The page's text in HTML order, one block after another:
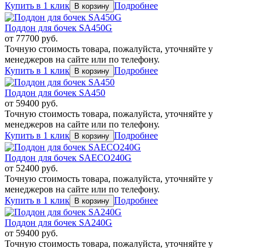
Купить в 1 клик
Подробнее
Поддон для бочек SA450G
от 77700 руб.
Точную стоимость товара, пожалуйста, уточняйте у
менеджеров на сайте или по телефону.
Купить в 1 клик
Подробнее
Поддон для бочек SA450
от 59400 руб.
Точную стоимость товара, пожалуйста, уточняйте у
менеджеров на сайте или по телефону.
Купить в 1 клик
Подробнее
Поддон для бочек SAECO240G
от 52400 руб.
Точную стоимость товара, пожалуйста, уточняйте у
менеджеров на сайте или по телефону.
Купить в 1 клик
Подробнее
Поддон для бочек SA240G
от 59400 руб.
Точную стоимость товара, пожалуйста, уточняйте у